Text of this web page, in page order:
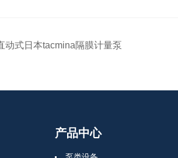
动式日本tacmina隔膜计量泵
产品中心